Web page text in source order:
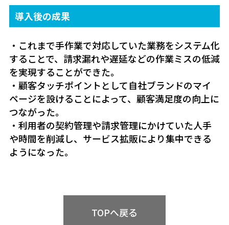
導入後の成果
・これまで手作業で対応していた業務をシステム化
することで、請求漏れや遅延などの作業ミスの低減
を実現することができた。
・顧客タッチポイントとして自社ブランドのマイ
ページを設けることによって、顧客満足度の向上に
つながった。
・利用者の契約管理や請求管理にかけていた人手
や時間を削減し、サービス拡販により集中できる
ようになった。
TOPへ戻る